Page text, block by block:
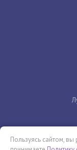
Пользуясь сайтом,